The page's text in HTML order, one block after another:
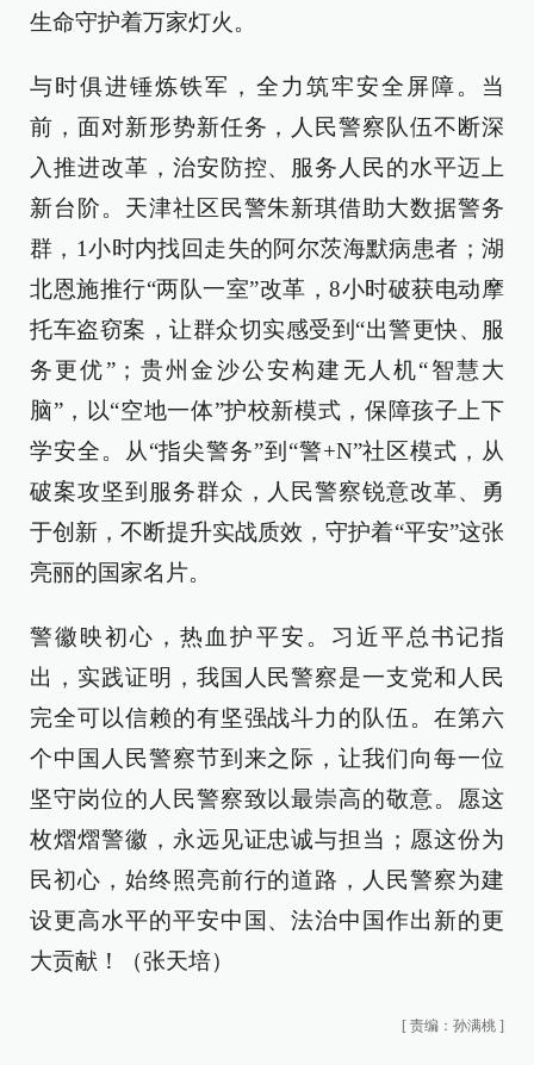
生命守护着万家灯火。
与时俱进锤炼铁军，全力筑牢安全屏障。当
前，面对新形势新任务，人民警察队伍不断深
入推进改革，治安防控、服务人民的水平迈上
新台阶。天津社区民警朱新琪借助大数据警务
群，1小时内找回走失的阿尔茨海默病患者；湖
北恩施推行“两队一室”改革，8小时破获电动摩
托车盗窃案，让群众切实感受到“出警更快、服
务更优”；贵州金沙公安构建无人机“智慧大
脑”，以“空地一体”护校新模式，保障孩子上下
学安全。从“指尖警务”到“警+N”社区模式，从
破案攻坚到服务群众，人民警察锐意改革、勇
于创新，不断提升实战质效，守护着“平安”这张
亮丽的国家名片。
警徽映初心，热血护平安。习近平总书记指
出，实践证明，我国人民警察是一支党和人民
完全可以信赖的有坚强战斗力的队伍。在第六
个中国人民警察节到来之际，让我们向每一位
坚守岗位的人民警察致以最崇高的敬意。愿这
枚熠熠警徽，永远见证忠诚与担当；愿这份为
民初心，始终照亮前行的道路，人民警察为建
设更高水平的平安中国、法治中国作出新的更
大贡献！（张天培）
[ 责编：孙满桃 ]